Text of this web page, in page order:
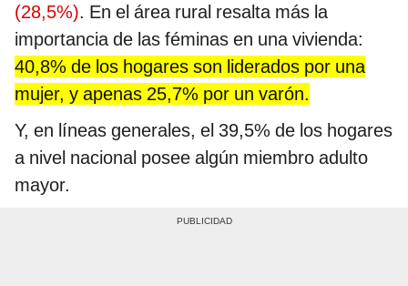
(28,5%). En el área rural resalta más la
importancia de las féminas en una vivienda:
40,8% de los hogares son liderados por una
mujer, y apenas 25,7% por un varón.
Y, en líneas generales, el 39,5% de los hogares
a nivel nacional posee algún miembro adulto
mayor.